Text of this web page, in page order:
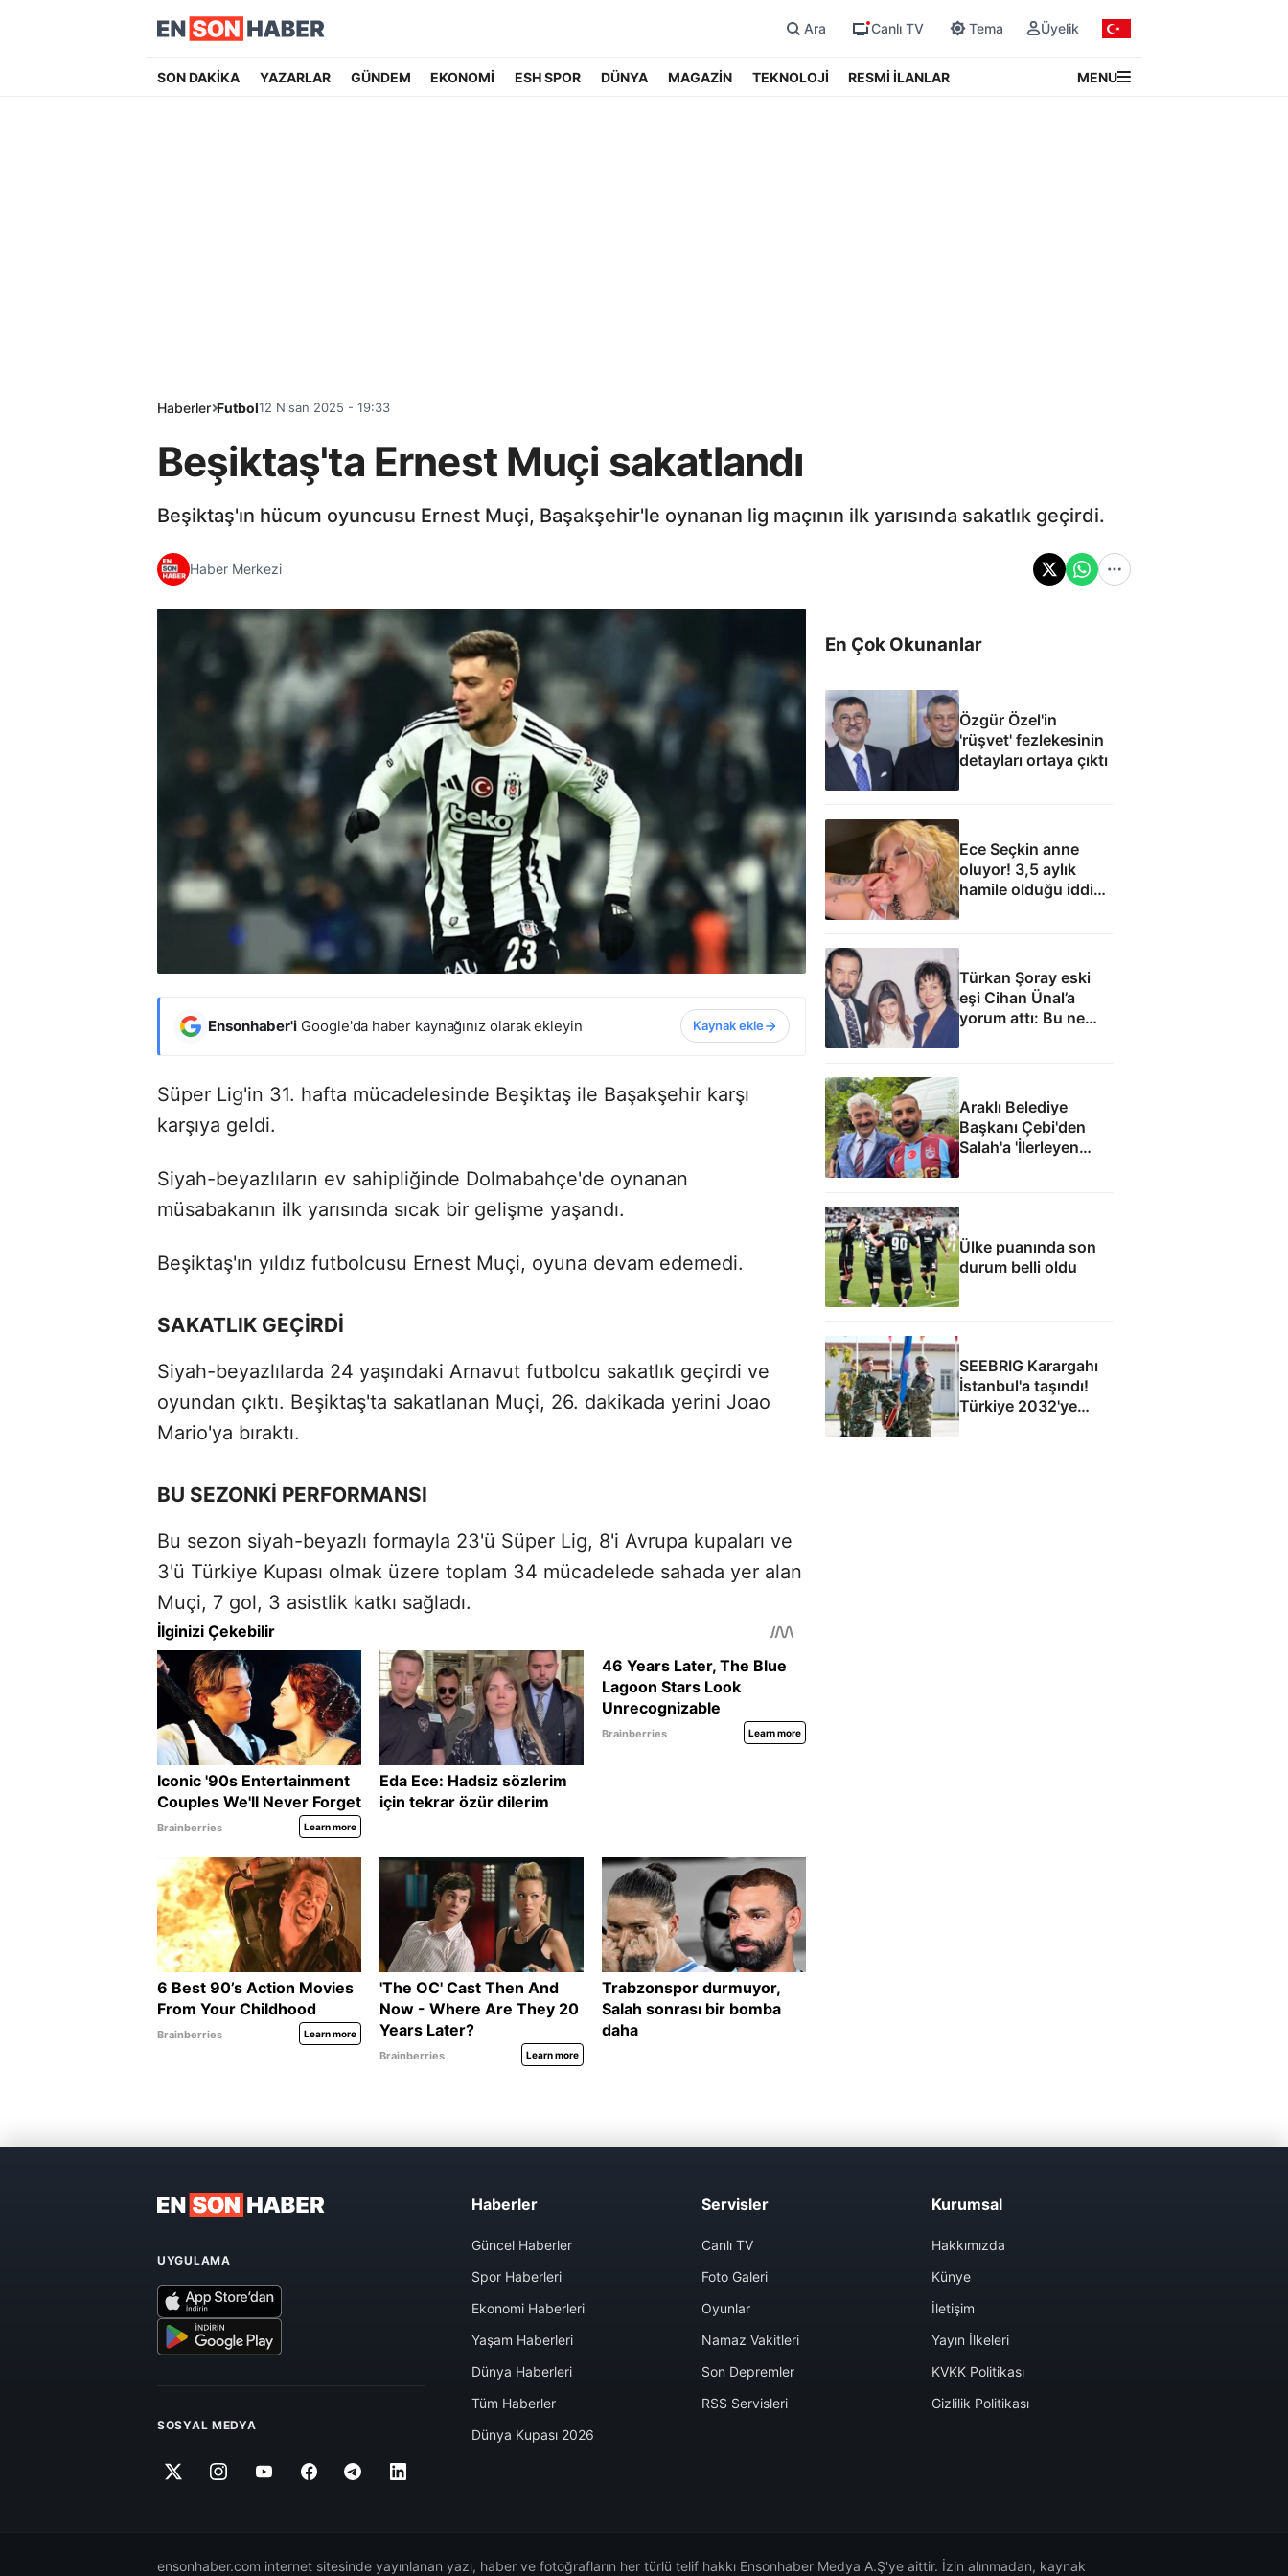
Ara Canlı TV Tema Üyelik
SON DAKİKA YAZARLAR GÜNDEM EKONOMİ ESH SPOR DÜNYA MAGAZİN TEKNOLOJİ RESMİ İLANLAR MENU
Haberler Futbol12 Nisan 2025 - 19:33
Beşiktaş'ta Ernest Muçi sakatlandı
Beşiktaş'ın hücum oyuncusu Ernest Muçi, Başakşehir'le oynanan lig maçının ilk yarısında sakatlık geçirdi.
Haber Merkezi
Ensonhaber'i Google'da haber kaynağınız olarak ekleyin Kaynak ekle
Süper Lig'in 31. hafta mücadelesinde Beşiktaş ile Başakşehir karşı
karşıya geldi.
Siyah-beyazlıların ev sahipliğinde Dolmabahçe'de oynanan
müsabakanın ilk yarısında sıcak bir gelişme yaşandı.
Beşiktaş'ın yıldız futbolcusu Ernest Muçi, oyuna devam edemedi.
SAKATLIK GEÇİRDİ
Siyah-beyazlılarda 24 yaşındaki Arnavut futbolcu sakatlık geçirdi ve
oyundan çıktı. Beşiktaş'ta sakatlanan Muçi, 26. dakikada yerini Joao
Mario'ya bıraktı.
BU SEZONKİ PERFORMANSI
Bu sezon siyah-beyazlı formayla 23'ü Süper Lig, 8'i Avrupa kupaları ve
3'ü Türkiye Kupası olmak üzere toplam 34 mücadelede sahada yer alan
Muçi, 7 gol, 3 asistlik katkı sağladı.
En Çok Okunanlar
Özgür Özel'in
'rüşvet' fezlekesinin
detayları ortaya çıktı
Ece Seçkin anne
oluyor! 3,5 aylık
hamile olduğu iddia
edildi
Türkan Şoray eski
eşi Cihan Ünal’a
yorum attı: Bu ne
Araklı Belediye
Başkanı Çebi'den
Salah'a 'İlerleyen
yıllarda Mısır'a
yaşa' teklifi
Ülke puanında son
durum belli oldu
SEEBRIG Karargahı
İstanbul'a taşındı!
Türkiye 2032'ye
kadar ev sahibi
UYGULAMA
SOSYAL MEDYA
Haberler
Güncel Haberler
Spor Haberleri
Ekonomi Haberleri
Yaşam Haberleri
Dünya Haberleri
Tüm Haberler
Dünya Kupası 2026
Servisler
Canlı TV
Foto Galeri
Oyunlar
Namaz Vakitleri
Son Depremler
RSS Servisleri
Kurumsal
Hakkımızda
Künye
İletişim
Yayın İlkeleri
KVKK Politikası
Gizlilik Politikası
ensonhaber.com internet sitesinde yayınlanan yazı, haber ve fotoğrafların her türlü telif hakkı Ensonhaber Medya A.Ş'ye aittir. İzin alınmadan, kaynak